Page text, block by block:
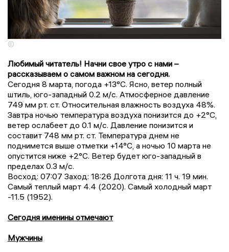
©
Любимый читатель! Начни свое утро с нами –
рассказываем о самом важном на сегодня.
Сегодня 8 марта, погода +13°C. Ясно, ветер полный
штиль, юго-западный 0.2 м/с. Атмосферное давление
749 мм рт. ст. Относительная влажность воздуха 48%.
Завтра ночью температура воздуха понизится до +2°C,
ветер ослабеет до 0.1 м/с. Давление понизится и
составит 748 мм рт. ст. Температура днем не
поднимется выше отметки +14°C, a ночью 10 марта не
опустится ниже +2°C. Ветер будет юго-западный в
пределах 0.3 м/с.
Восход: 07:07 Заход: 18:26 Долгота дня: 11 ч. 19 мин.
Самый теплый март 4.4 (2020). Самый холодный март
-11.5 (1952).
Сегодня именины отмечают
Мужчины